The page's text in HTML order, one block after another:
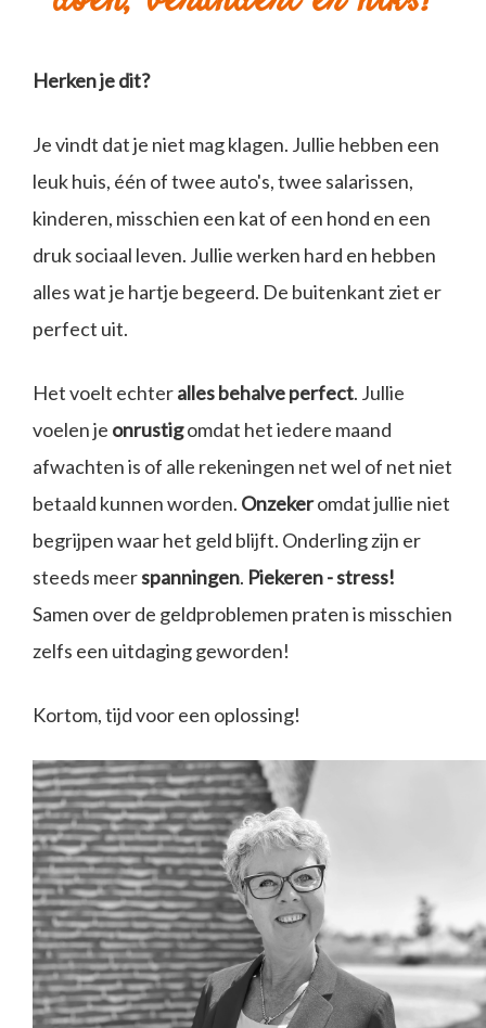
Herken je dit?
Je vindt dat je niet mag klagen. Jullie hebben een
leuk huis, één of twee auto's, twee salarissen,
kinderen, misschien een kat of een hond en een
druk sociaal leven. Jullie werken hard en hebben
alles wat je hartje begeerd. De buitenkant ziet er
perfect uit.
Het voelt echteralles behalve perfect. Jullie
voelen je onrustigomdat het iedere maand
afwachten is of alle rekeningen net wel of net niet
betaald kunnen worden. Onzekeromdat jullie niet
begrijpen waar het geld blijft. Onderling zijn er
steeds meerspanningen. Piekeren - stress!
Samen over de geldproblemen praten is misschien
zelfs een uitdaging geworden!
Kortom, tijd voor een oplossing!